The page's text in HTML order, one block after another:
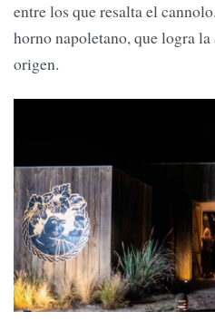
entre los que resalta el
horno napoletano, que logra
origen.